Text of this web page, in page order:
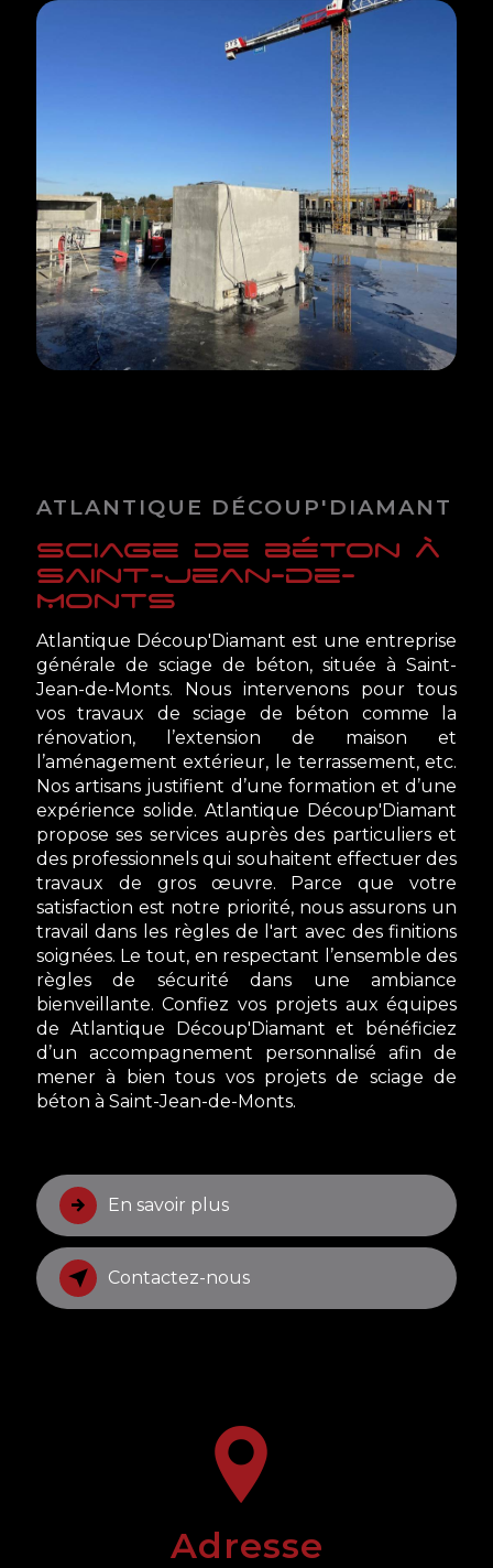
ATLANTIQUE DÉCOUP'DIAMANT
sciage de béton à
Saint-Jean-de-
Monts
Atlantique Découp'Diamant est une entreprise
générale de sciage de béton, située à Saint-
Jean-de-Monts. Nous intervenons pour tous
vos travaux de sciage de béton comme la
rénovation, l’extension de maison et
l’aménagement extérieur, le terrassement, etc.
Nos artisans justifient d’une formation et d’une
expérience solide. Atlantique Découp'Diamant
propose ses services auprès des particuliers et
des professionnels qui souhaitent effectuer des
travaux de gros œuvre. Parce que votre
satisfaction est notre priorité, nous assurons un
travail dans les règles de l'art avec des finitions
soignées. Le tout, en respectant l’ensemble des
règles de sécurité dans une ambiance
bienveillante. Confiez vos projets aux équipes
de Atlantique Découp'Diamant et bénéficiez
d’un accompagnement personnalisé afin de
mener à bien tous vos projets de sciage de
béton à Saint-Jean-de-Monts.
En savoir plus
Contactez-nous
Adresse